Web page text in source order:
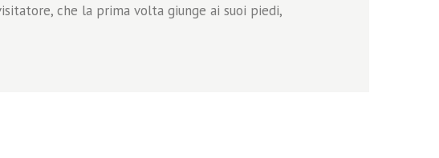
che la prima volta giunge ai suoi piedi,